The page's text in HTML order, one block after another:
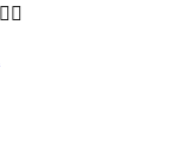
 